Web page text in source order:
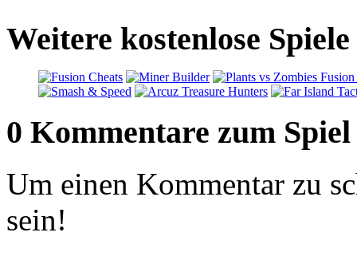
Weitere kostenlose
0 Kommentare zum Spiel
Um einen Kommentar zu
sein!